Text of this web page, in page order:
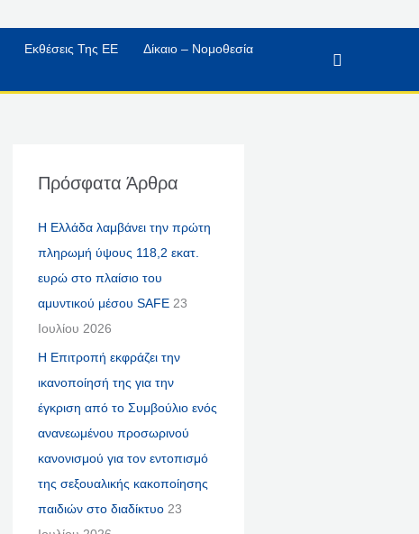
Εκθέσεις Της ΕΕ
Δίκαιο – Νομοθεσία
Αναζήτηση
Πρόσφατα Άρθρα
Η Ελλάδα λαμβάνει την πρώτη
πληρωμή ύψους 118,2 εκατ.
ευρώ στο πλαίσιο του
αμυντικού μέσου SAFE 23
Ιουλίου 2026
Η Επιτροπή εκφράζει την
ικανοποίησή της για την
έγκριση από το Συμβούλιο ενός
ανανεωμένου προσωρινού
κανονισμού για τον εντοπισμό
της σεξουαλικής κακοποίησης
παιδιών στο διαδίκτυο 23